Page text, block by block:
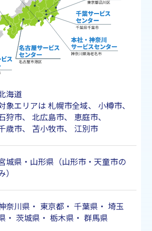
海道
象エリアは 札幌市全域、 小樽市、
狩市、 北広島市、 恵庭市、
歳市、 苫小牧市、 江別市
城県・山形県（山形市・天童市の
）
奈川県 ・ 東京都・ 千葉県 ・ 埼玉
・ 茨城県 ・ 栃木県 ・ 群馬県